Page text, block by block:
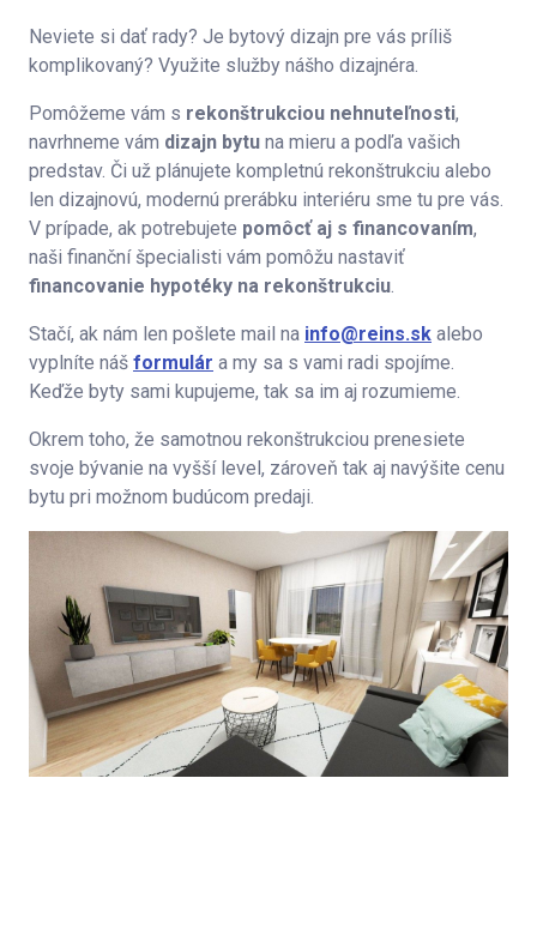
Neviete si dať rady? Je bytový dizajn pre vás príliš
komplikovaný? Využite služby nášho dizajnéra.
Pomôžeme vám s rekonštrukciou nehnuteľnosti,
navrhneme vám dizajn bytu na mieru a podľa vašich
predstav. Či už plánujete kompletnú rekonštrukciu alebo
len dizajnovú, modernú prerábku interiéru sme tu pre vás.
V prípade, ak potrebujete pomôcť aj s financovaním,
naši finanční špecialisti vám pomôžu nastaviť
financovanie hypotéky na rekonštrukciu.
Stačí, ak nám len pošlete mail na info@reins.sk alebo
vyplníte náš formulár a my sa s vami radi spojíme.
Keďže byty sami kupujeme, tak sa im aj rozumieme.
Okrem toho, že samotnou rekonštrukciou prenesiete
svoje bývanie na vyšší level, zároveň tak aj navýšite cenu
bytu pri možnom budúcom predaji.